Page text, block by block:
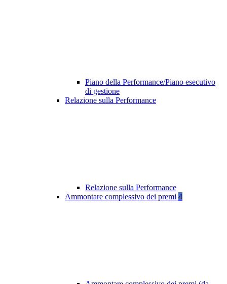
Piano della Performance/Piano esecutivo
di gestione
Relazione sulla Performance
Relazione sulla Performance
Ammontare complessivo dei premi 4